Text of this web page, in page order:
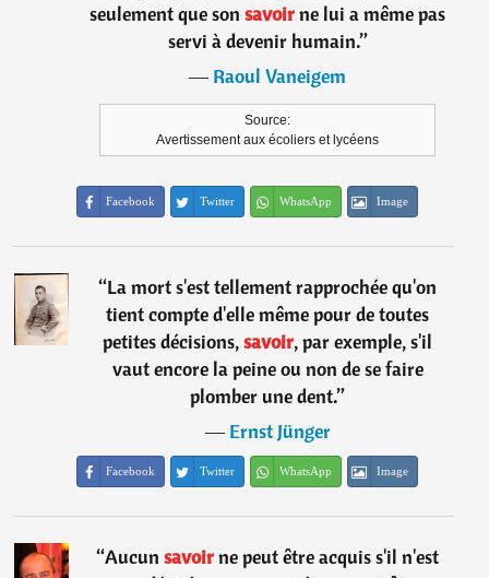
seulement que sonsavoirne lui a même pas
servi à devenir humain.”
―Raoul Vaneigem
Source:
Avertissement aux écoliers et lycéens
Facebook Twitter WhatsApp Image
“La mort s'est tellement rapprochée qu'on
tient compte d'elle même pour de toutes
petites décisions,savoir, par exemple, s'il
vaut encore la peine ou non de se faire
plomber une dent.”
―Ernst Jünger
Facebook Twitter WhatsApp Image
“Aucunsavoirne peut être acquis s'il n'est